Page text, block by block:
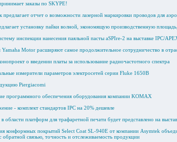
заказы по SKYPE!
отчет о возможности лазерной маркировки проводов для
установку пайки волной, экономящую производственную
инспекции нанесения паяльной пасты aSPIre-2 на выставке IPC/
Motor расширяют самое продолжительное сотрудничество в
о введении платы за использование радиочастотного спектра
измерители параметров электросетей серии Fluke 1650B
Piergiacomi
программного обеспечения оборудования компании KOMAX
- комплект стандартов IPC на 20% дешевле
области платформ для трафаретной печати будет представлено на
конформных покрытий Select Coat SL-940E от компании Asymtek
обратной связью, точность и отслеживаемость продукции